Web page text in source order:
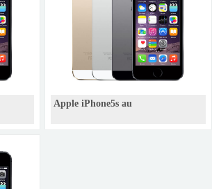
Apple iPhone5s au